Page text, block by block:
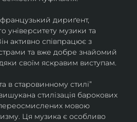
дириґент,
університету музики та
активно співпрацює з
та вже добре знайомий
своїм яскравим виступам.
в старовинному стилі”
стилізація барокових
мовою
Ця музика є особливо